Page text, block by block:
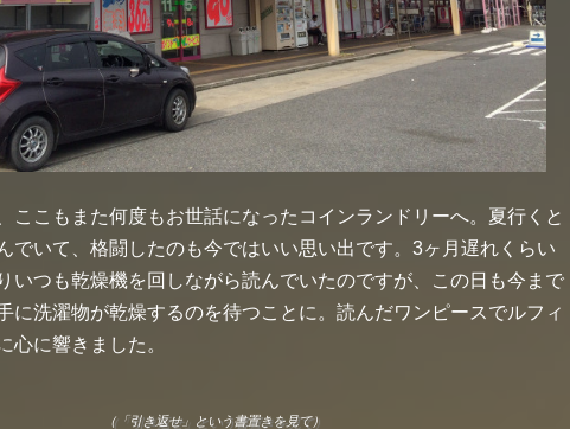
ここもまた何度もお世話になったコインランドリーへ。夏行くと
でいて、格闘したのも今ではいい思い出です。3ヶ月遅れくらい
いつも乾燥機を回しながら読んでいたのですが、この日も今まで
に洗濯物が乾燥するのを待つことに。読んだワンピースでルフィ
心に響きました。
（「引き返せ」という書置きを見て）